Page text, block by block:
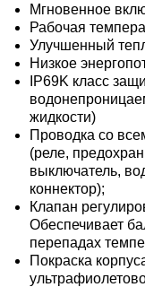
Мгновенное
Рабочая
Улучшенный
Низкое
IP69K класс
жидкости)
Проводка со
(реле,
выключатель,
коннектор);
Клапан
Обеспечивает
перепадах
Покраска